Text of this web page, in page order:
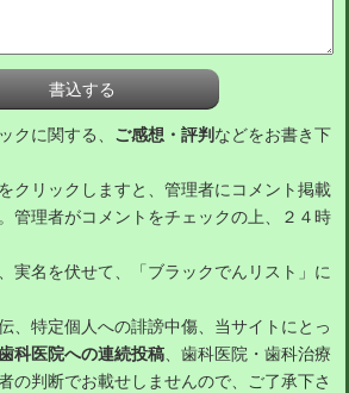
クに関する、 ご感想・評判 などをお書き下
クリックしますと、管理者にコメント掲載
管理者がコメントをチェックの上、２４時
実名を伏せて、「ブラックでんリスト」に
、特定個人への誹謗中傷、当サイトにとっ
科医院への連続投稿、歯科医院・歯科治療
の判断でお載せしませんので、ご了承下さ